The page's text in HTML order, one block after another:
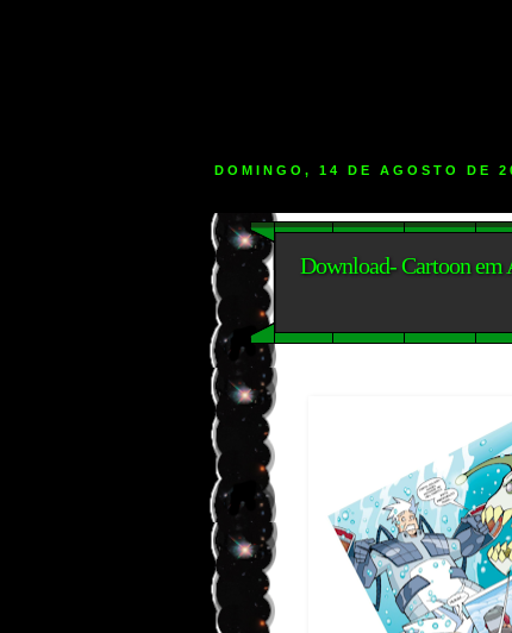
DOMINGO, 14 DE AGOSTO DE
Download- Cartoon em